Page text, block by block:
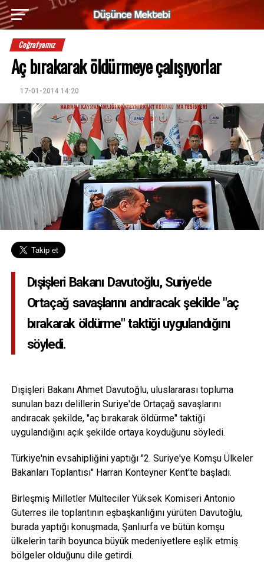
Coğrafyamız
Aç bırakarak öldürmeye çalışıyorlar
17-01-2014 14:20
Dışişleri Bakanı Davutoğlu, Suriye'de
Ortaçağ savaşlarını andıracak şekilde "aç
bırakarak öldürme" taktiği uygulandığını
söyledi.
Dışişleri Bakanı Ahmet Davutoğlu, uluslararası topluma
sunulan bazı delillerin Suriye'de Ortaçağ savaşlarını
andıracak şekilde, "aç bırakarak öldürme" taktiği
uygulandığını açık şekilde ortaya koyduğunu söyledi.
Türkiye'nin evsahipliğini yaptığı "2. Suriye'ye Komşu Ülkeler
Bakanları Toplantısı" Harran Konteyner Kent'te başladı.
Birleşmiş Milletler Mülteciler Yüksek Komiseri Antonio
Guterres ile toplantının eşbaşkanlığını yürüten Davutoğlu,
burada yaptığı konuşmada, Şanlıurfa ve bütün komşu
ülkelerin tarih boyunca büyük medeniyetlere eşlik etmiş
bölgeler olduğunu dile getirdi.